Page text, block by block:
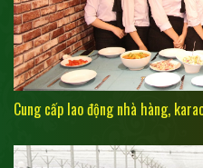
Cung cấp lao động nhà hàng,